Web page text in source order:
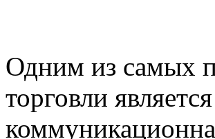
Одним из самых
торговли